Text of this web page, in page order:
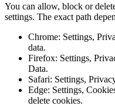
You can allow, block or
settings. The exact path
Chrome: Settings,
data.
Firefox: Settings,
Data.
Safari: Settings,
Edge: Settings,
delete cookies.